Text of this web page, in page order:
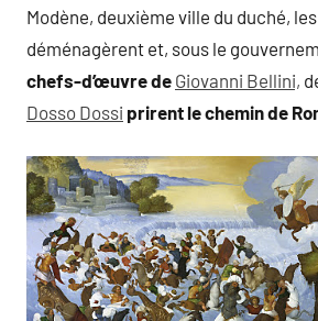
Modène, deuxième ville du duché,
déménagèrent et, sous le
chefs-d’œuvre de Giovanni Bellini,
Dosso Dossi prirent le chemin de